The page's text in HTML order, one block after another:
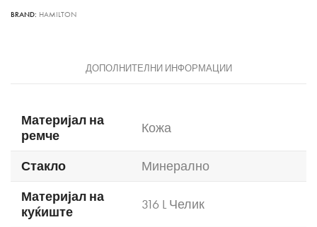
BRAND: HAMILTON
ДОПОЛНИТЕЛНИ ИНФОРМАЦИИ
Материјал на
ремче
Кожа
Стакло
Минерално
Материјал на
куќиште
316 L Челик